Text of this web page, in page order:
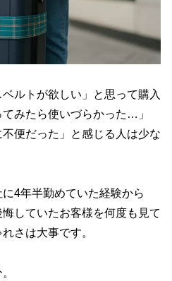
ベルトが欲しい」と思って購入
みたら使いづらかった…」
不便だった」と感じる人は少な
4年半勤めていた経験から
していたお客様を何度も見て
さは大事です。